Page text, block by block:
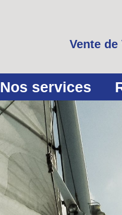
Vente
Nos services